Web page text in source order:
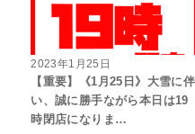
2023年1月25日
【重要】《1月25日》大雪に伴
い、誠に勝手ながら本日は19
時閉店になりま…